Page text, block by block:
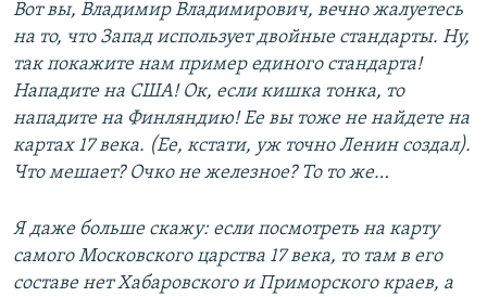
Вот вы, Владимир Владимирович, вечно жалуетесь
на то, что Запад использует двойные стандарты. Ну,
так покажите нам пример единого стандарта!
Нападите на США! Ок, если кишка тонка, то
нападите на Финляндию! Ее вы тоже не найдете на
картах 17 века. (Ее, кстати, уж точно Ленин создал).
Что мешает? Очко не железное? То то же…
Я даже больше скажу: если посмотреть на карту
самого Московского царства 17 века, то там в его
составе нет Хабаровского и Приморского краев, а